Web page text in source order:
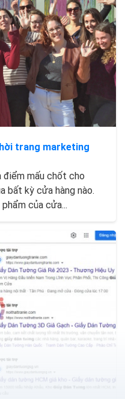
trang marketing
mấu chốt cho
bất kỳ cửa hàng nào.
của cửa...